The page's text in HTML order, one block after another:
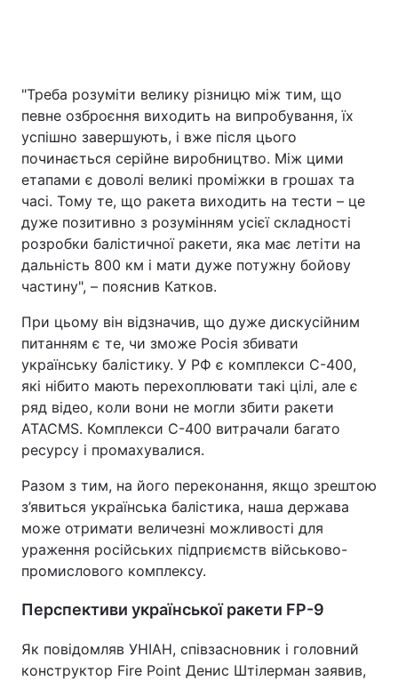
"Треба розуміти велику різницю між тим, що
певне озброєння виходить на випробування, їх
успішно завершують, і вже після цього
починається серійне виробництво. Між цими
етапами є доволі великі проміжки в грошах та
часі. Тому те, що ракета виходить на тести – це
дуже позитивно з розумінням усієї складності
розробки балістичної ракети, яка має летіти на
дальність 800 км і мати дуже потужну бойову
частину", – пояснив Катков.
При цьому він відзначив, що дуже дискусійним
питанням є те, чи зможе Росія збивати
українську балістику. У РФ є комплекси С-400,
які нібито мають перехоплювати такі цілі, але є
ряд відео, коли вони не могли збити ракети
ATACMS. Комплекси С-400 витрачали багато
ресурсу і промахувалися.
Разом з тим, на його переконання, якщо зрештою
з’явиться українська балістика, наша держава
може отримати величезні можливості для
ураження російських підприємств військово-
промислового комплексу.
Перспективи української ракети FP-9
Як повідомляв УНІАН, співзасновник і головний
конструктор Fire Point Денис Штілерман заявив,